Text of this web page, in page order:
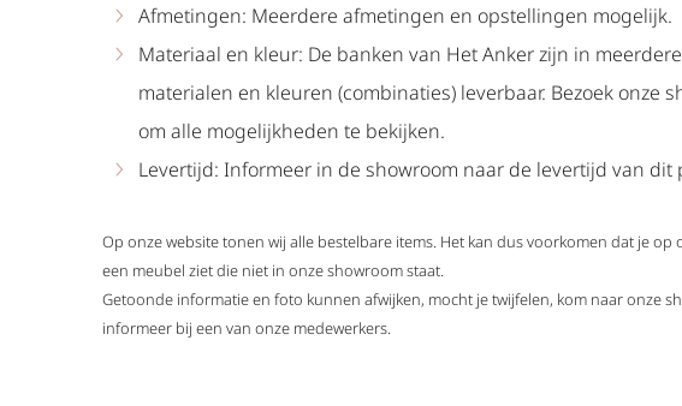
Afmetingen: Meerdere afmetingen en opstellingen mogelijk.
Materiaal en kleur: De banken van Het Anker zijn in
materialen en kleuren (combinaties) leverbaar. Bezoek onze
om alle mogelijkheden te bekijken.
Levertijd: Informeer in de showroom naar de levertijd van dit
Op onze website tonen wij alle bestelbare items. Het kan dus voorkomen dat je op
een meubel ziet die niet in onze showroom staat.
Getoonde informatie en foto kunnen afwijken, mocht je twijfelen, kom naar onze
informeer bij een van onze medewerkers.